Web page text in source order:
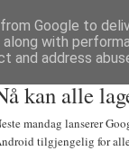
kan alle
mandag lanserer
tilgjengelig for
Google to
along with
and address